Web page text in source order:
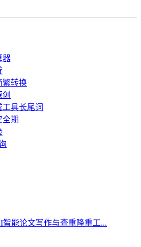
器
繁转换
长尾词
全期
能论文写作与查重降重工...